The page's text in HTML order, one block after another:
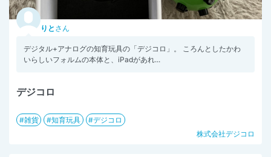
りと さん
デジタル+アナログの知育玩具の「デジコロ」。 ころんとしたかわ
いらしいフォルムの本体と、iPadがあれ...
デジコロ
雑貨 知育玩具
デジコロ
株式会社デジコロ